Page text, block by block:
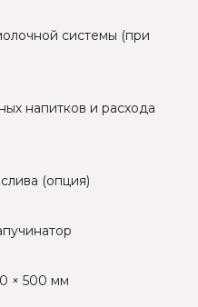
системы (при
напитков и расхода
(опция)
× 500 мм